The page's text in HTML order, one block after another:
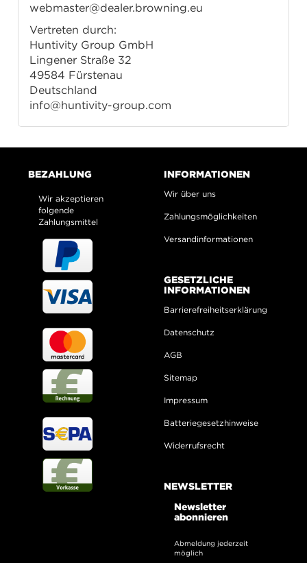
webmaster@dealer.browning.eu
Vertreten durch:
Huntivity Group GmbH
Lingener Straße 32
49584 Fürstenau
Deutschland
info@huntivity-group.com
BEZAHLUNG
Wir akzeptieren
folgende
Zahlungsmittel
INFORMATIONEN
Wir über uns
Zahlungsmöglichkeiten
Versandinformationen
GESETZLICHE
INFORMATIONEN
Barrierefreiheitserklärung
Datenschutz
AGB
Sitemap
Impressum
Batteriegesetzhinweise
Widerrufsrecht
NEWSLETTER
Newsletter
abonnieren
Abmeldung jederzeit
möglich